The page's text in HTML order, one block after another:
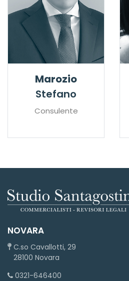
Marozio
Stefano
Consulente
NOVARA
C.so Cavallotti, 29
28100 Novara
0321-646400